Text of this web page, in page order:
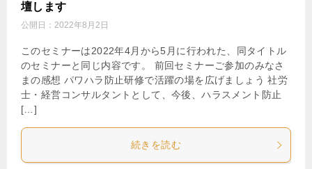
壇します
公開日： 2022年8月2日
このセミナーは2022年4月から5月に行われた、同タイトル
のセミナーと同じ内容です。 前回セミナーご参加のみなさ
まの感想 パワハラ防止研修で活躍の場を広げましょう 社労
士・経営コンサルタントとして、今後、ハラスメント防止
[…]
続きを読む